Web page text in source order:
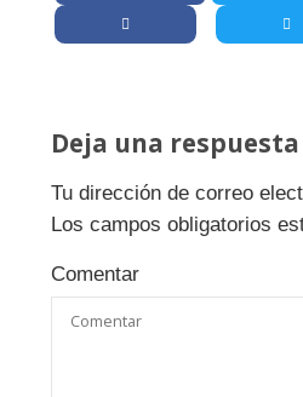
Deja una respuesta
Tu dirección de correo
Los campos obligatorios
Comentar